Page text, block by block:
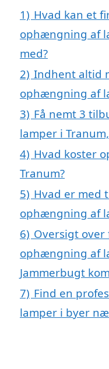
1) Hvad kan et
ophængning af
med?
2) Indhent altid
ophængning af
3) Få nemt 3
lamper i
4) Hvad koster
Tranum?
5) Hvad er med
ophængning af
6) Oversigt over
ophængning af
Jammerbugt
7) Find en
lamper i byer